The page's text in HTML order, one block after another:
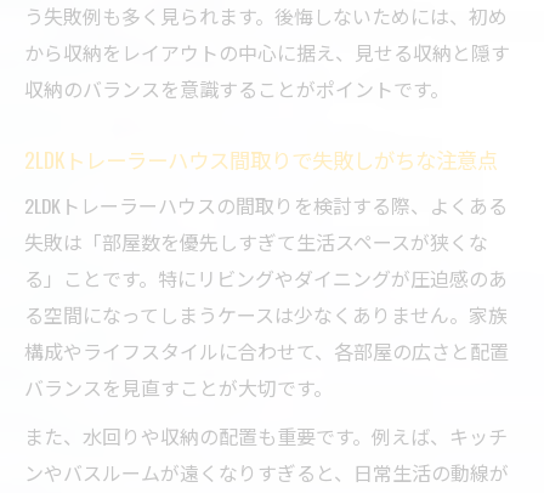
う失敗例も多く見られます。後悔しないためには、初め
から収納をレイアウトの中心に据え、見せる収納と隠す
収納のバランスを意識することがポイントです。
2LDKトレーラーハウス間取りで失敗しがちな注意点
2LDKトレーラーハウスの間取りを検討する際、よくある
失敗は「部屋数を優先しすぎて生活スペースが狭くな
る」ことです。特にリビングやダイニングが圧迫感のあ
る空間になってしまうケースは少なくありません。家族
構成やライフスタイルに合わせて、各部屋の広さと配置
バランスを見直すことが大切です。
また、水回りや収納の配置も重要です。例えば、キッチ
ンやバスルームが遠くなりすぎると、日常生活の動線が